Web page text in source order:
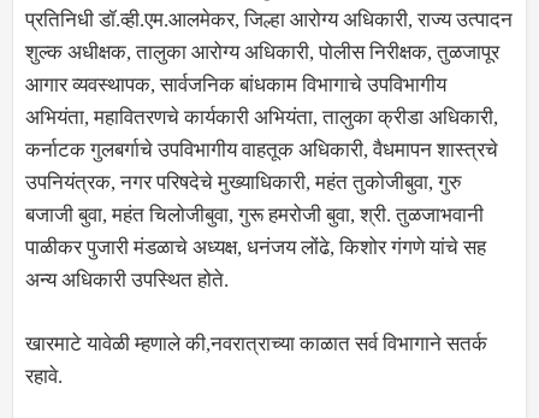
प्रतिनिधी डॉ.व्ही.एम.आलमेकर, जिल्हा आरोग्य अधिकारी, राज्य उत्पादन
शुल्क अधीक्षक, तालुका आरोग्य अधिकारी, पोलीस निरीक्षक, तुळजापूर
आगार व्यवस्थापक, सार्वजनिक बांधकाम विभागाचे उपविभागीय
अभियंता, महावितरणचे कार्यकारी अभियंता, तालुका क्रीडा अधिकारी,
कर्नाटक गुलबर्गाचे उपविभागीय वाहतूक अधिकारी, वैधमापन शास्त्रचे
उपनियंत्रक, नगर परिषदेचे मुख्याधिकारी, महंत तुकोजीबुवा, गुरु
बजाजी बुवा, महंत चिलोजीबुवा, गुरू हमरोजी बुवा, श्री. तुळजाभवानी
पाळीकर पुजारी मंडळाचे अध्यक्ष, धनंजय लोंढे, किशोर गंगणे यांचे सह
अन्य अधिकारी उपस्थित होते.
खारमाटे यावेळी म्हणाले की,नवरात्राच्या काळात सर्व विभागाने सतर्क
रहावे.